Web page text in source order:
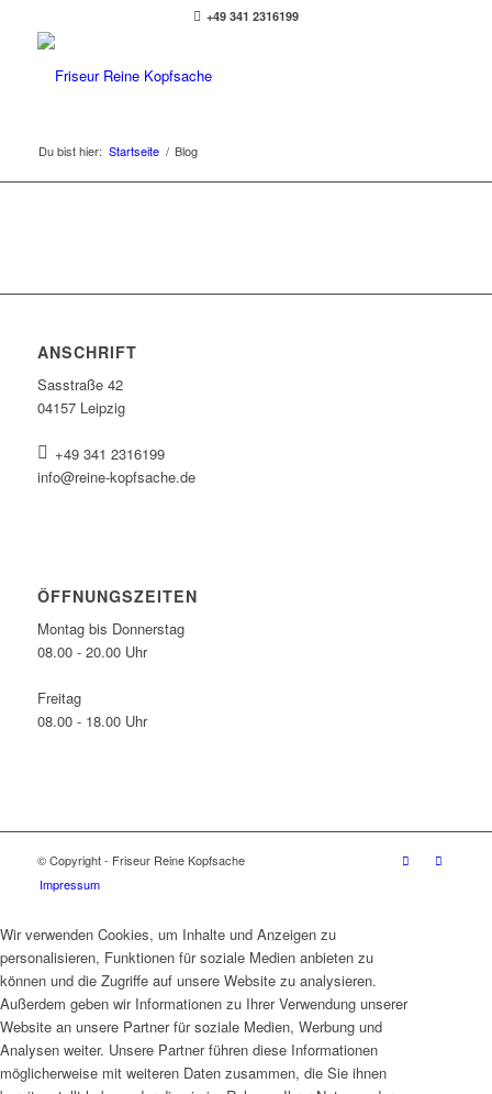
+49 341 2316199
Du bist hier: Startseite / Blog
ANSCHRIFT
Sasstraße 42
04157 Leipzig
+49 341 2316199
info@reine-kopfsache.de
ÖFFNUNGSZEITEN
Montag bis Donnerstag
08.00 - 20.00 Uhr
Freitag
08.00 - 18.00 Uhr
© Copyright - Friseur Reine Kopfsache
Impressum
Wir verwenden Cookies, um Inhalte und Anzeigen zu
personalisieren, Funktionen für soziale Medien anbieten zu
können und die Zugriffe auf unsere Website zu analysieren.
Außerdem geben wir Informationen zu Ihrer Verwendung unserer
Website an unsere Partner für soziale Medien, Werbung und
Analysen weiter. Unsere Partner führen diese Informationen
möglicherweise mit weiteren Daten zusammen, die Sie ihnen